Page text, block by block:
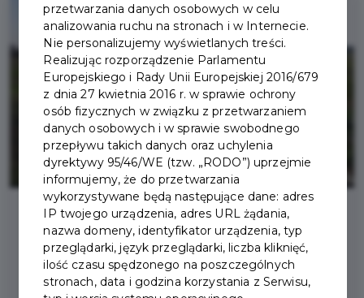
2021-05-06
DRUGI ETAP BUDOWY
przetwarzania danych osobowych w celu
analizowania ruchu na stronach i w Internecie.
Nie personalizujemy wyświetlanych treści.
Realizując rozporządzenie Parlamentu
Europejskiego i Rady Unii Europejskiej 2016/679
z dnia 27 kwietnia 2016 r. w sprawie ochrony
osób fizycznych w związku z przetwarzaniem
danych osobowych i w sprawie swobodnego
przepływu takich danych oraz uchylenia
dyrektywy 95/46/WE (tzw. „RODO”) uprzejmie
informujemy, że do przetwarzania
wykorzystywane będą następujące dane: adres
IP twojego urządzenia, adres URL żądania,
nazwa domeny, identyfikator urządzenia, typ
przeglądarki, język przeglądarki, liczba kliknięć,
ilość czasu spędzonego na poszczególnych
stronach, data i godzina korzystania z Serwisu,